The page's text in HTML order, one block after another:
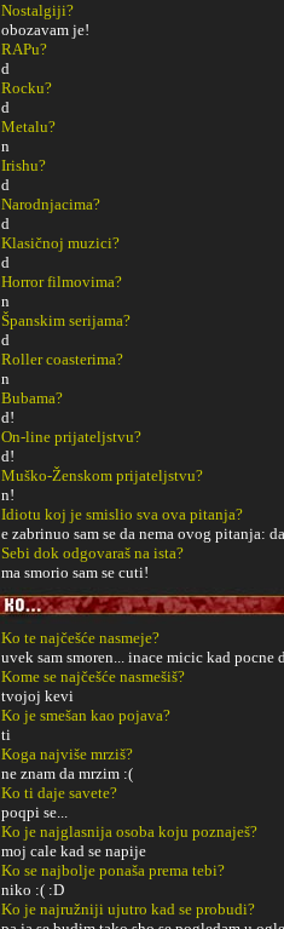
Nostalgiji?
obozavam je!
RAPu?
d
Rocku?
d
Metalu?
n
Irishu?
d
Narodnjacima?
d
Klasičnoj muzici?
d
Horror filmovima?
n
Španskim serijama?
d
Roller coasterima?
n
Bubama?
d!
On-line prijateljstvu?
d!
Muško-Ženskom prijateljstvu?
n!
Idiotu koj je smislio sva ova pitanja?
e zabrinuo sam se da nema ovog pitanja:
Sebi dok odgovaraš na ista?
ma smorio sam se cuti!
Ko te najčešće nasmeje?
uvek sam smoren... inace micic kad pocne
Kome se najčešće nasmešiš?
tvojoj kevi
Ko je smešan kao pojava?
ti
Koga najviše mrziš?
ne znam da mrzim :(
Ko ti daje savete?
poqpi se...
Ko je najglasnija osoba koju poznaješ?
moj cale kad se napije
Ko se najbolje ponaša prema tebi?
niko :( :D
Ko je najružniji ujutro kad se probudi?